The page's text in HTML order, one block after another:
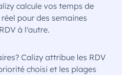
calcule vos temps de
pour des semaines
à l'autre.
Calizy attribue les RDV
choisi et les plages